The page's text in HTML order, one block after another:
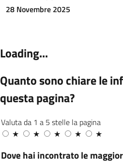
28 Novembre 2025